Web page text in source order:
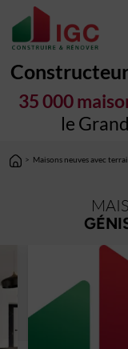
35 000
le
> Maisons neuves avec